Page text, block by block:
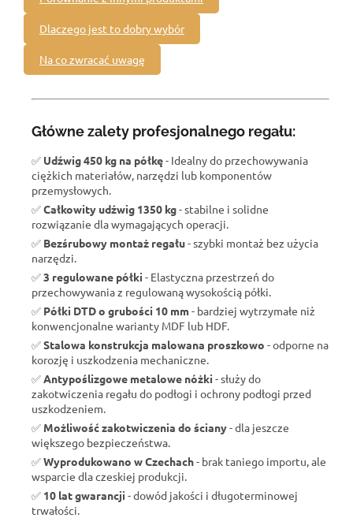
Dlaczego jest to dobry wybór
Na co zwracać uwagę
Główne zalety profesjonalnego regału:
✅ Udźwig 450 kg na półkę- Idealny do przechowywania
ciężkich materiałów, narzędzi lub komponentów
przemysłowych.
✅Całkowity udźwig 1350 kg- stabilne i solidne
rozwiązanie dla wymagających operacji.
✅ Bezśrubowy montaż regału- szybki montaż bez użycia
narzędzi.
✅3 regulowane półki - Elastyczna przestrzeń do
przechowywania z regulowaną wysokością półki.
✅ Półki DTD o grubości 10 mm- bardziej wytrzymałe niż
konwencjonalne warianty MDF lub HDF.
✅Stalowa konstrukcja malowana proszkowo - odporne na
korozję i uszkodzenia mechaniczne.
✅ Antypoślizgowe metalowe nóżki - służy do
zakotwiczenia regału do podłogi i ochrony podłogi przed
uszkodzeniem.
✅ Możliwość zakotwiczenia do ściany- dla jeszcze
większego bezpieczeństwa.
✅Wyprodukowano w Czechach- brak taniego importu, ale
wsparcie dla czeskiej produkcji.
✅ 10 lat gwarancji - dowód jakości i długoterminowej
trwałości.